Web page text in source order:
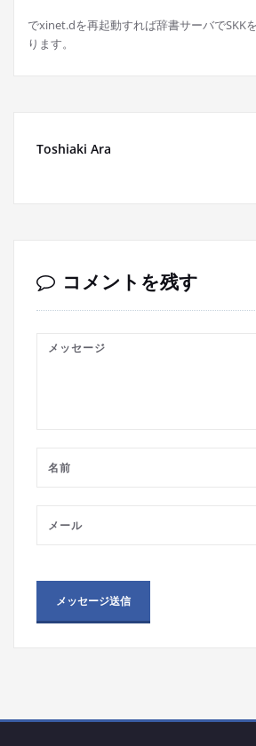
でxinet.dを再起動すれば辞書サーバでSKK
ります。
Toshiaki Ara
コメントを残す